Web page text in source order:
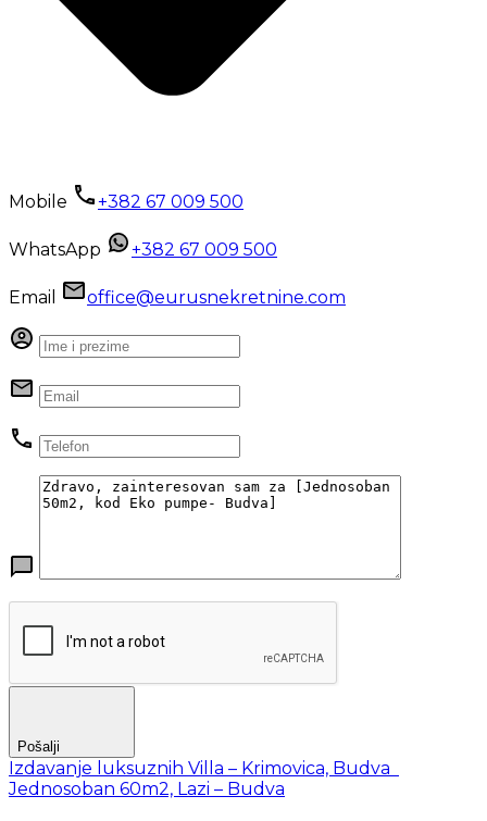
Mobile +382 67 009 500
WhatsApp +382 67 009 500
Email office@eurusnekretnine.com
Pošalji
Izdavanje luksuznih Villa – Krimovica, Budva
Jednosoban 60m2, Lazi – Budva